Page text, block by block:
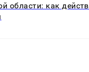
области: как